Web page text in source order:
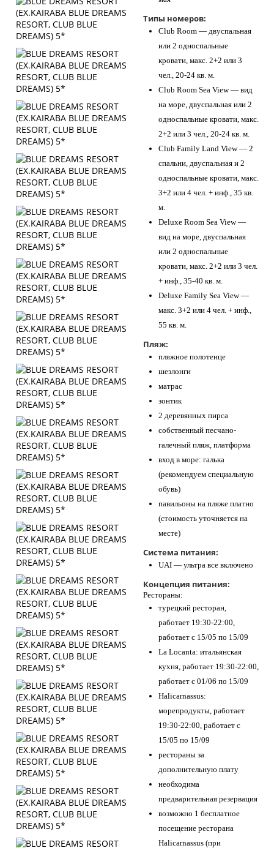
Типы номеров:
Club Room — двуспальная
или 2 односпальные
кровати, макс. 2+2 или 3
чел., 20-24 кв. м.
Club Room Sea View — вид
на море, двуспальная или 2
односпальные кровати, макс.
2+2 или 3 чел., 20-24 кв. м.
Club Family Land View — 2
спальни, двуспальная и 2
односпальные кровати, макс.
3+2 или 4 чел. + инф., 35 кв.
м.
Deluxe Room Sea View —
вид на море, двуспальная
или 2 односпальные
кровати, макс. 2+2 или 3 чел.
+ инф., 35-40 кв. м.
Deluxe Family Sea View —
макс. 3+2 или 4 чел. + инф.,
55 кв. м.
Пляж:
пляжное полотенце
шезлонги
матрас
зонтик
2 деревянных пирса
собственный песчано-
галечный пляж, платформа
вход в море: галька
(рекомендуем специальную
обувь)
павильоны на пляже платно
(стоимость уточняется на
месте)
Система питания:
UAI — ультра все включено
Концепция питания:
Рестораны:
турецкий ресторан,
работает 19:30-22:00,
работает с 15/05 по 15/09
La Locanta: итальянская
кухня, работает 19:30-22:00,
работает с 01/06 по 15/09
Halicarnassus:
морепродукты, работает
19:30-22:00, работает с
15/05 по 15/09
рестораны за
дополнительную плату
необходима
предварительная резервация
возможно 1 бесплатное
посещение ресторана
Halicarnassus (при